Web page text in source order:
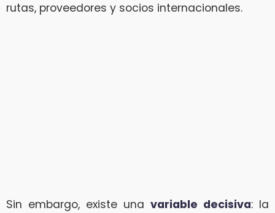
rutas, proveedores y socios internacionales.
Sin embargo, existe una variable decisiva: la